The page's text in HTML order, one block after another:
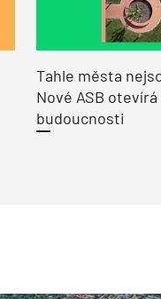
Tahle města
Nové ASB
budoucnosti